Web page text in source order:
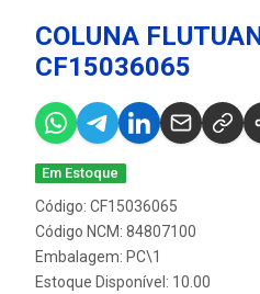
COLUNA
CF15036065
Em Estoque
Código: CF15036065
Código NCM: 84807100
Embalagem: PC\1
Estoque Disponível: 10.00